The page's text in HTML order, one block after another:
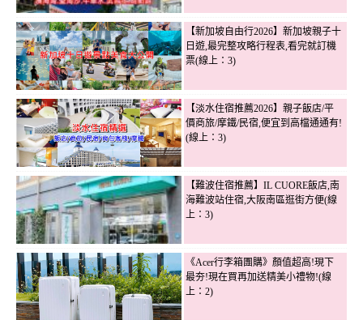
【新加坡自由行2026】新加坡親子十
日遊,最完整攻略行程表,看完就訂機
票(線上：3)
【淡水住宿推薦2026】親子飯店/平
價商旅/摩鐵/民宿,便宜到高檔通通有!
(線上：3)
【難波住宿推薦】IL CUORE飯店,南
海難波站住宿,大阪南區逛街方便(線
上：3)
《Acer行李箱團購》顏值超高!現下
最夯!現在買再加送精美小禮物!(線
上：2)